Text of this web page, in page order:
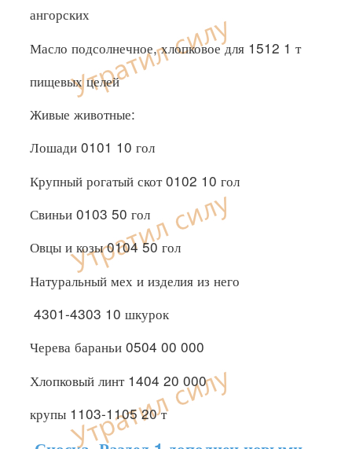
ангорских
Масло подсолнечное, хлопковое для 1512 1 т
пищевых целей
Живые животные:
Лошади 0101 10 гол
Крупный рогатый скот 0102 10 гол
Свиньи 0103 50 гол
Овцы и козы 0104 50 гол
Натуральный мех и изделия из него
4301-4303 10 шкурок
Черева бараньи 0504 00 000
Хлопковый линт 1404 20 000
крупы 1103-1105 20 т